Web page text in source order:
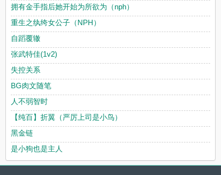
拥有金手指后她开始为所欲为（nph）
重生之纨绔女公子（NPH）
自蹈覆辙
张武特佳(1v2)
失控关系
BG肉文随笔
人不弱智时
【纯百】折翼（严厉上司是小鸟）
黑金链
是小狗也是主人